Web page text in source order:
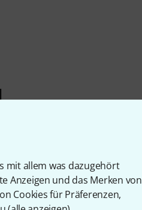
mit allem was dazugehört
Anzeigen und das Merken von
Cookies für Präferenzen,